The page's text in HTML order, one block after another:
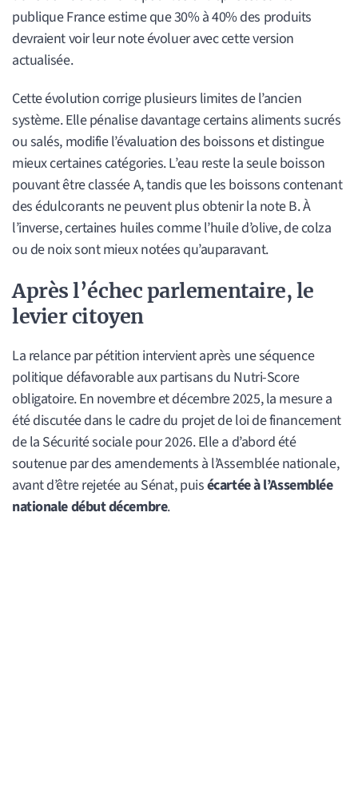
publique France estime que 30% à 40% des produits
devraient voir leur note évoluer avec cette version
actualisée.
Cette évolution corrige plusieurs limites de l’ancien
système. Elle pénalise davantage certains aliments sucrés
ou salés, modifie l’évaluation des boissons et distingue
mieux certaines catégories. L’eau reste la seule boisson
pouvant être classée A, tandis que les boissons contenant
des édulcorants ne peuvent plus obtenir la note B. À
l’inverse, certaines huiles comme l’huile d’olive, de colza
ou de noix sont mieux notées qu’auparavant.
Après l’échec parlementaire, le
levier citoyen
La relance par pétition intervient après une séquence
politique défavorable aux partisans du Nutri-Score
obligatoire. En novembre et décembre 2025, la mesure a
été discutée dans le cadre du projet de loi de financement
de la Sécurité sociale pour 2026. Elle a d’abord été
soutenue par des amendements à l’Assemblée nationale,
avant d’être rejetée au Sénat, puisécartée à l’Assemblée
nationale début décembre.